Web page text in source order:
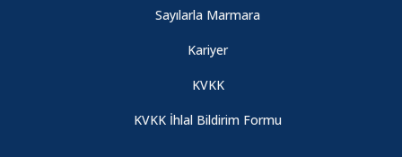
Sayılarla Marmara
Kariyer
KVKK
KVKK İhlal Bildirim Formu